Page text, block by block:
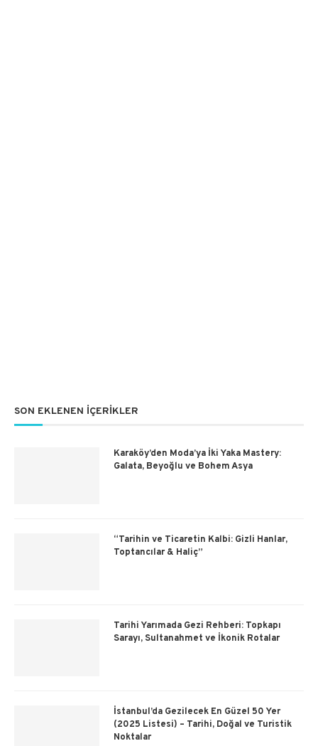
SON EKLENEN İÇERIKLER
Karaköy’den Moda’ya İki Yaka Mastery:
Galata, Beyoğlu ve Bohem Asya
“Tarihin ve Ticaretin Kalbi: Gizli Hanlar,
Toptancılar & Haliç”
Tarihi Yarımada Gezi Rehberi: Topkapı
Sarayı, Sultanahmet ve İkonik Rotalar
İstanbul’da Gezilecek En Güzel 50 Yer
(2025 Listesi) – Tarihi, Doğal ve Turistik
Noktalar